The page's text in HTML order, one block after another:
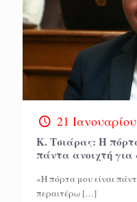
21
Κ. Τσιάρας: Η
πάντα ανοιχτή για
«Η πόρτα μου είναι
περαιτέρω […]